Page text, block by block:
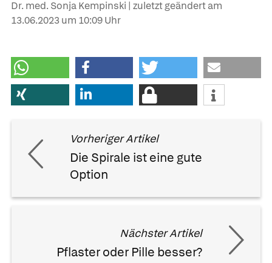
Dr. med. Sonja Kempinski | zuletzt geändert am
13.06.2023 um 10:09 Uhr
Vorheriger Artikel
Die Spirale ist eine gute
Option
Nächster Artikel
Pflaster oder Pille besser?